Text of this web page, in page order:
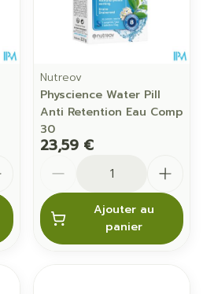
Nutreov
Physcience Water Pill
Anti Retention Eau Comp
30
23,59 €
Ajouter au
panier